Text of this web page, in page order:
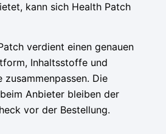
kann sich Health Patch
verdient einen genauen
Inhaltsstoffe und
zusammenpassen. Die
Anbieter bleiben der
vor der Bestellung.